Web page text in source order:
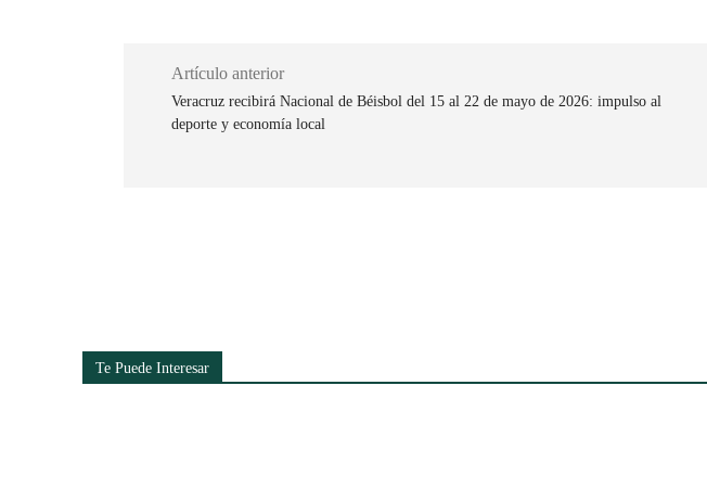
Artículo anterior
Veracruz recibirá Nacional de Béisbol del 15 al 22 de mayo de 2026: impulso al
deporte y economía local
Te Puede Interesar